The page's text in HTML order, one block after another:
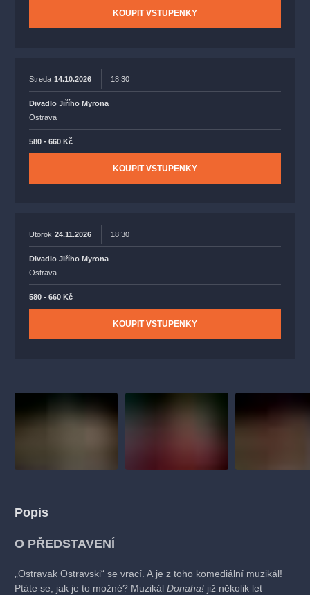
KOUPIT VSTUPENKY
Streda 14.10.2026 18:30
Divadlo Jiřího Myrona
Ostrava
580 - 660 Kč
KOUPIT VSTUPENKY
Utorok 24.11.2026 18:30
Divadlo Jiřího Myrona
Ostrava
580 - 660 Kč
KOUPIT VSTUPENKY
Popis
O PŘEDSTAVENÍ
„Ostravak Ostravski“ se vrací. A je z toho komediální muzikál!
Ptáte se, jak je to možné? Muzikál Donaha! již několik let